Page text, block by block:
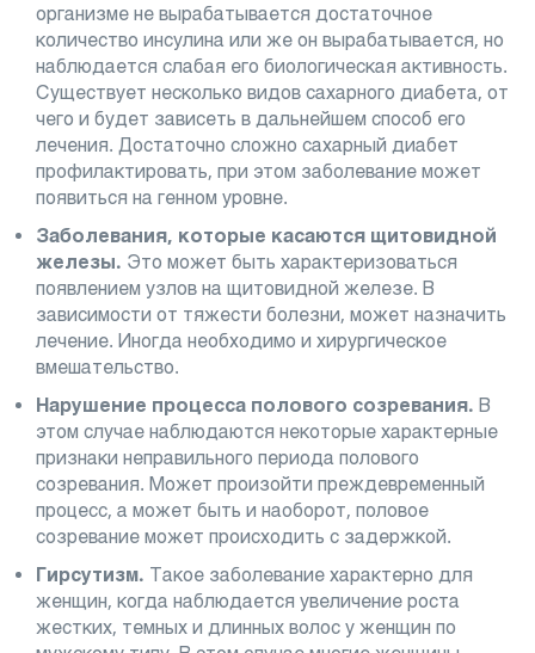
организме не вырабатывается достаточное
количество инсулина или же он вырабатывается, но
наблюдается слабая его биологическая активность.
Существует несколько видов сахарного диабета, от
чего и будет зависеть в дальнейшем способ его
лечения. Достаточно сложно сахарный диабет
профилактировать, при этом заболевание может
появиться на генном уровне.
Заболевания, которые касаются щитовидной
железы. Это может быть характеризоваться
появлением узлов на щитовидной железе. В
зависимости от тяжести болезни, может назначить
лечение. Иногда необходимо и хирургическое
вмешательство.
Нарушение процесса полового созревания. В
этом случае наблюдаются некоторые характерные
признаки неправильного периода полового
созревания. Может произойти преждевременный
процесс, а может быть и наоборот, половое
созревание может происходить с задержкой.
Гирсутизм. Такое заболевание характерно для
женщин, когда наблюдается увеличение роста
жестких, темных и длинных волос у женщин по